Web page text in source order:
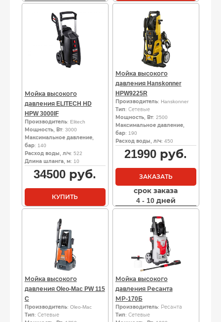
Мойка высокого
давления ELITECH HD
HPW 3000IF
Производитель: Elitech
Мощность, Вт: 3000
Максимальное давление,
бар: 140
Расход воды, л/ч: 522
Длина шланга, м: 10
34500 руб.
КУПИТЬ
Мойка высокого
давления Hanskonner
HPW9225R
Производитель: Hanskonner
Тип: Сетевые
Мощность, Вт: 2500
Максимальное давление,
бар: 190
Расход воды, л/ч: 450
21990 руб.
ЗАКАЗАТЬ
срок заказа
4 - 10 дней
Мойка высокого
давления Oleo-Mac PW 115
C
Производитель: Oleo-Mac
Тип: Сетевые
Мойка высокого
давления Ресанта
МР-170Б
Производитель: Ресанта
Тип: Сетевые